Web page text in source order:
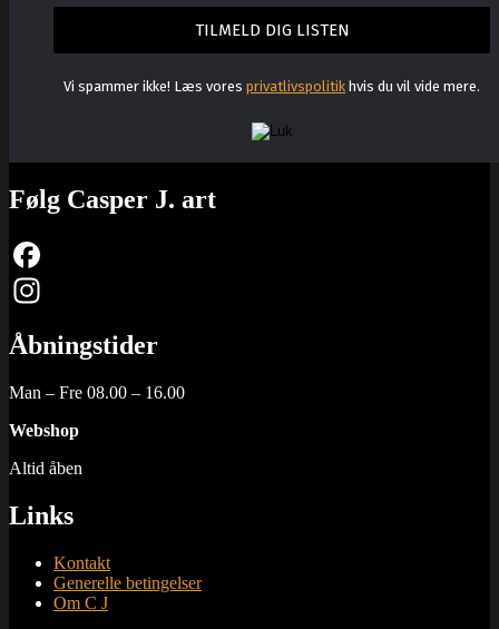
Vi spammer ikke! Læs vores privatlivspolitik hvis du vil vide mere.
Følg Casper J. art
Facebook
Åbningstider
Man – Fre 08.00 – 16.00
Webshop
Altid åben
Links
Kontakt
Generelle betingelser
Om C J